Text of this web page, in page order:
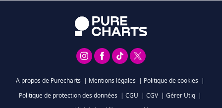
A propos de Purecharts | Mentions légales | Politique de cookies |
Politique de protection des données | CGU | CGV | Gérer Utiq |